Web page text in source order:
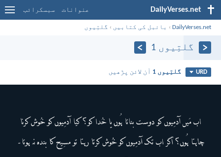
DailyVerses.net عنوانات سبسکرائب
DailyVerses.net
› بائبل کی کتابیں › گلتِیوں
گلتِیوں 1
URD گلتِیوں 1 آن لائن پڑھیں